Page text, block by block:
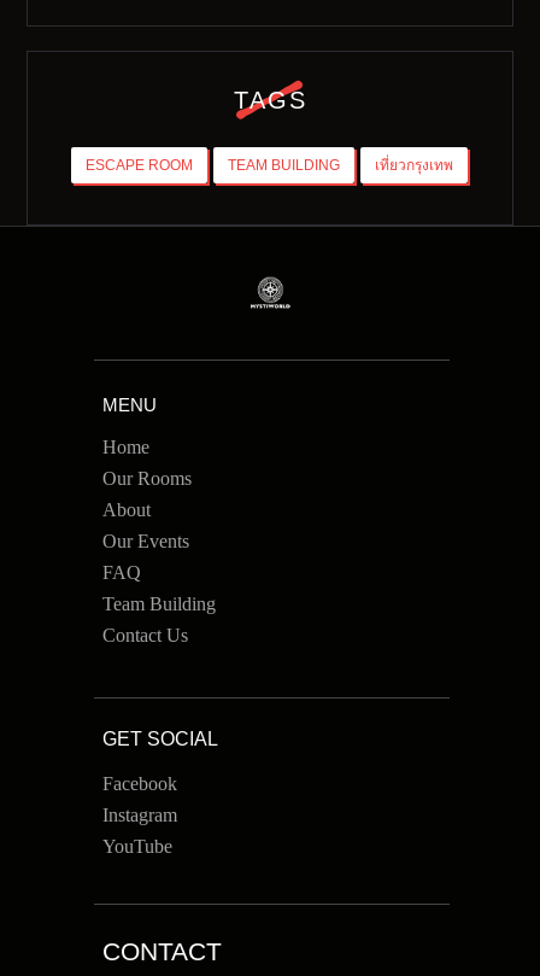
TAGS
ESCAPE ROOM TEAM BUILDING เที่ยวกรุงเทพ
MENU
Home
Our Rooms
About
Our Events
FAQ
Team Building
Contact Us
GET SOCIAL
Facebook
Instagram
YouTube
CONTACT